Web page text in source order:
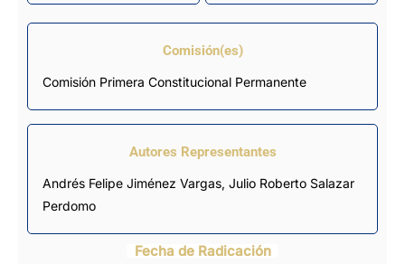
Comisión(es)
Comisión Primera Constitucional Permanente
Autores Representantes
Andrés Felipe Jiménez Vargas, Julio Roberto Salazar
Perdomo
Fecha de Radicación